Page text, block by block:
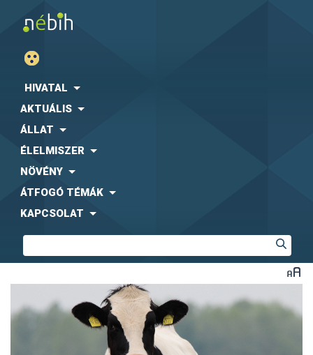
HIVATAL
AKTUÁLIS
ÁLLAT
ÉLELMISZER
NÖVÉNY
ÁTFOGÓ TÉMÁK
KAPCSOLAT